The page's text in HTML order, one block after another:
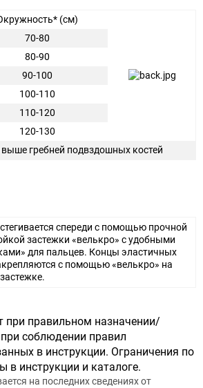
(см)
70-80
80-90
90-100
100-110
110-120
120-130
гребней подвздошных костей
спереди с помощью прочной
застежки «велькро» с удобными
для пальцев. Концы эластичных
с помощью «велькро» на
при правильном назначении/
соблюдении правил
в инструкции. Ограничения по
в инструкции и каталоге.
на последних сведениях от